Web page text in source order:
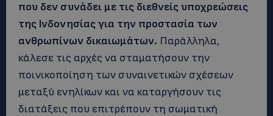
που δεν συνάδει με τις διεθνείς υποχρεώσεις
της Ινδονησίας για την προστασία των
ανθρωπίνων δικαιωμάτων. Παράλληλα,
κάλεσε τις αρχές να σταματήσουν την
ποινικοποίηση των συναινετικών σχέσεων
μεταξύ ενηλίκων και να καταργήσουν τις
διατάξεις που επιτρέπουν τη σωματική